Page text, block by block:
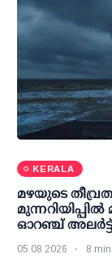
KERALA
മഴയുടെ
മുന്നറിയിപ്പിൽ
ഓറഞ്ച് അലർട്ട്
05 08 2026 8